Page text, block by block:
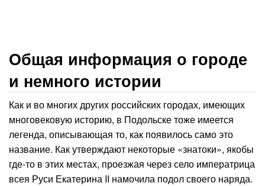
Общая информация о городе
и немного истории
Как и во многих других российских городах, имеющих
многовековую историю, в Подольске тоже имеется
легенда, описывающая то, как появилось само это
название. Как утверждают некоторые «знатоки», якобы
где-то в этих местах, проезжая через село императрица
всея Руси Екатерина II намочила подол своего наряда.